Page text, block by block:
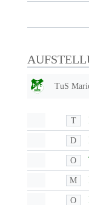
TuS
T
D
O
M
O